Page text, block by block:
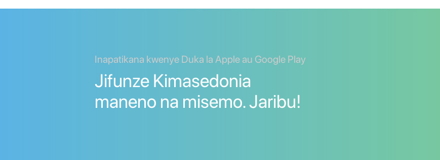
Inapatikana kwenye Duka la Apple au Google Play
Jifunze Kimasedonia
maneno na misemo. Jaribu!